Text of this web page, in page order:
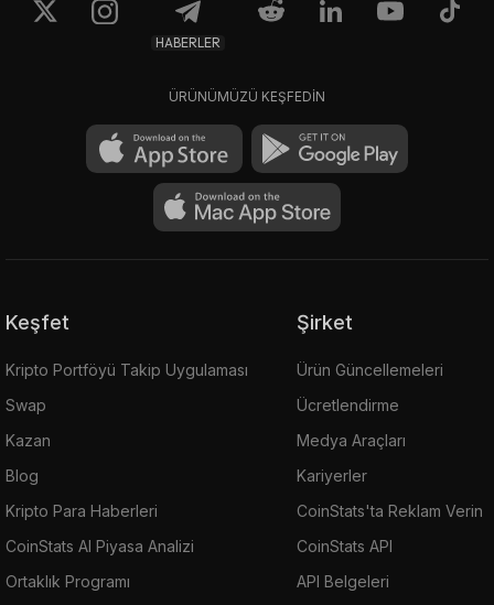
HABERLER
ÜRÜNÜMÜZÜ KEŞFEDİN
Keşfet
Kripto Portföyü Takip Uygulaması
Swap
Kazan
Blog
Kripto Para Haberleri
CoinStats AI Piyasa Analizi
Ortaklık Programı
Şirket
Ürün Güncellemeleri
Ücretlendirme
Medya Araçları
Kariyerler
CoinStats'ta Reklam Verin
CoinStats API
API Belgeleri